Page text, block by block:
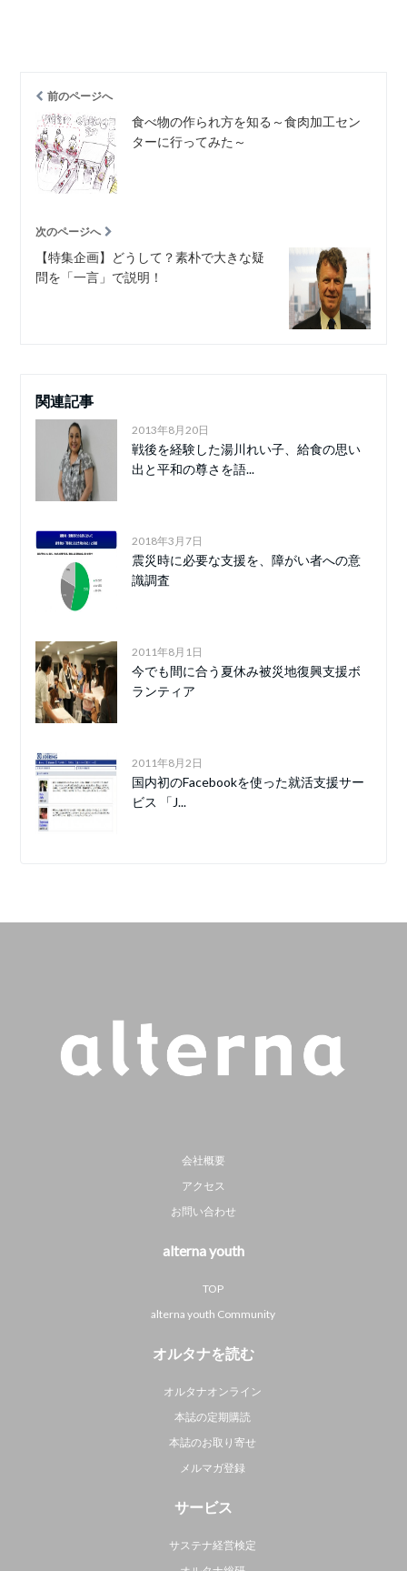
前のページへ
食べ物の作られ方を知る～食肉加工セン
ターに行ってみた～
次のページへ
【特集企画】どうして？素朴で大きな疑
問を「一言」で説明！
関連記事
2013年8月20日
戦後を経験した湯川れい子、給食の思い
出と平和の尊さを語...
2018年3月7日
震災時に必要な支援を、障がい者への意
識調査
2011年8月1日
今でも間に合う夏休み被災地復興支援ボ
ランティア
2011年8月2日
国内初のFacebookを使った就活支援サー
ビス 「J...
会社概要
アクセス
お問い合わせ
alterna youth
TOP
alterna youth Community
オルタナを読む
オルタナオンライン
本誌の定期購読
本誌のお取り寄せ
メルマガ登録
サービス
サステナ経営検定